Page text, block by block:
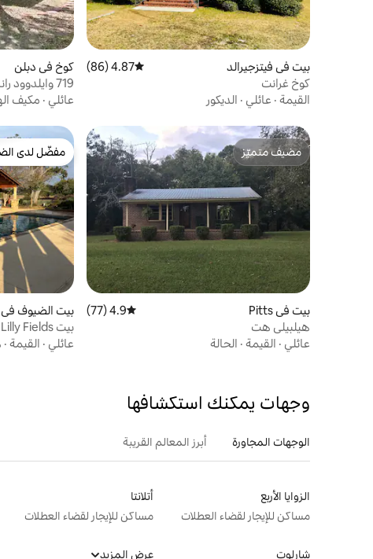
بيت في فيتزجيرالد متوسط التقييم 4.87 من 5، 86 مراجعات
4.87 (86)
كوخ غرانت
القيمة · عائلي · الديكور
كوخ في دبلن
719 وايلدوود رانش، غرفتا نوم، 3 أسرّة
عائلي · مكيف
مضيف متميّز
مضيف متميّز
بيت في Pitts متوسط التقييم 4.9 من 5، 77 مراجعات
4.9 (77)
هيلبيلي هت
عائلي · القيمة · الحالة
مفضّل لدى
مفضّل لدى
بيت الضيوف
بيت Lilly Fields مع حمام سباحة!
عائلي · القيمة ·
وجهات يمكنك استكشافها
الوجهات المجاورة أبرز المعالم القريبة
الزوايا الأربع
مساكن للإيجار لقضاء العطلات
أتلانتا
مساكن للإيجار لقضاء العطلات
شارلوت عرض المزيد